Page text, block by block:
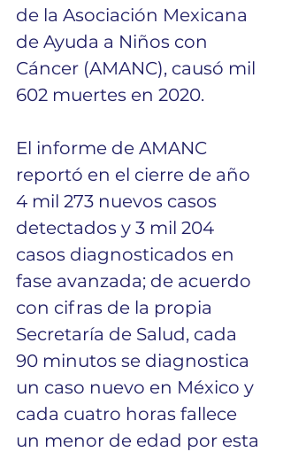
de la Asociación Mexicana
de Ayuda a Niños con
Cáncer (AMANC), causó mil
602 muertes en 2020.
El informe de AMANC
reportó en el cierre de año
4 mil 273 nuevos casos
detectados y 3 mil 204
casos diagnosticados en
fase avanzada; de acuerdo
con cifras de la propia
Secretaría de Salud, cada
90 minutos se diagnostica
un caso nuevo en México y
cada cuatro horas fallece
un menor de edad por esta